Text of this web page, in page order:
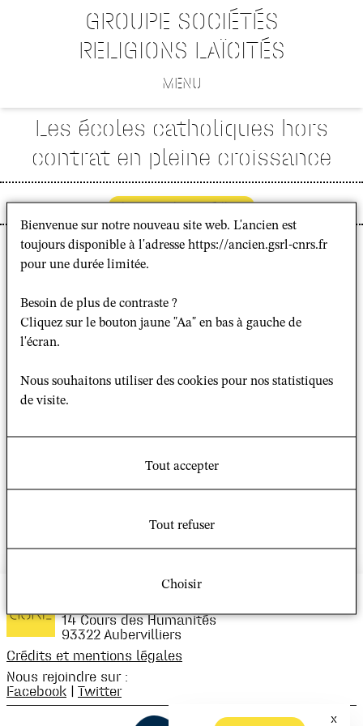
GROUPE SOCIÉTÉS
RELIGIONS LAÏCITÉS
MENU
Les écoles catholiques hors
contrat en pleine croissance
interventions médias
"Entre 200 et 300 établissements primaires et secondaires
se disant catholiques fonctionnent hors contrat
la reconnaissance canonique à l’évêque".
Le journalLa Croixpublie une interview sur les écoles
catholiques hors contrat à Sara Teinturier, auteur d’une
actuellement chercheure post-doctorante dans le cadre
x
Bienvenue sur notre nouveau site web. L'ancien est
toujours disponible à l'adresse https://ancien.gsrl-cnrs.fr
pour une durée limitée.
Besoin de plus de contraste ?
Cliquez sur le bouton jaune "Aa" en bas à gauche de
l'écran.
Nous souhaitons utiliser des cookies pour nos statistiques
de visite.
Tout accepter
Tout refuser
Choisir
Bâtiment Recherche Nord
14 Cours des Humanités
93322 Aubervilliers
Crédits et mentions légales
Nous rejoindre sur :
Facebook | Twitter